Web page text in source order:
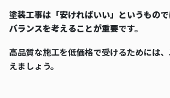
塗装工事は「安ければいい」というもの
バランスを考えることが重要です。
高品質な施工を低価格で受けるためには
えましょう。